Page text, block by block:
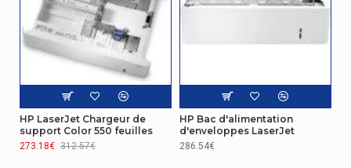
HP LaserJet Chargeur de
support Color 550 feuilles
273.18€ 312.57€
HP Bac d'alimentation
d'enveloppes LaserJet
286.54€